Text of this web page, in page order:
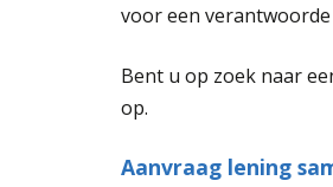
voor een
Bent u op zoek naar
op.
Aanvraag lening